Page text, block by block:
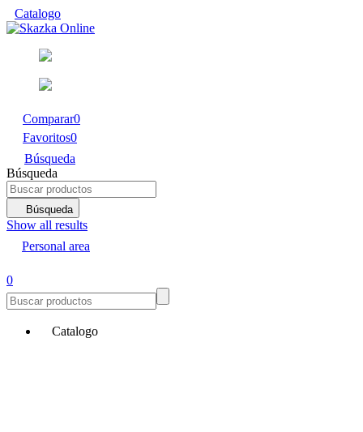
Catalogo
Comparar0
Favoritos0
Búsqueda
Búsqueda
Búsqueda
Show all results
Personal area
0
Catalogo